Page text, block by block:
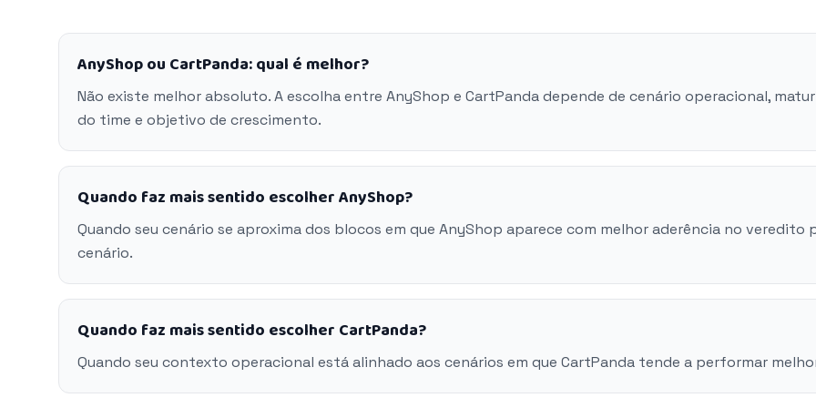
AnyShop ou CartPanda: qual é melhor?
Não existe melhor absoluto. A escolha entre AnyShop e CartPanda depende de cenário operacional,
do time e objetivo de crescimento.
Quando faz mais sentido escolher AnyShop?
Quando seu cenário se aproxima dos blocos em que AnyShop aparece com melhor aderência no veredito
cenário.
Quando faz mais sentido escolher CartPanda?
Quando seu contexto operacional está alinhado aos cenários em que CartPanda tende a performar